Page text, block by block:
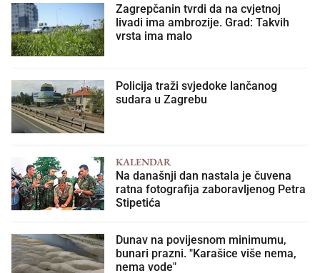
Zagrepčanin tvrdi da na cvjetnoj
livadi ima ambrozije. Grad: Takvih
vrsta ima malo
Policija traži svjedoke lančanog
sudara u Zagrebu
KALENDAR
Na današnji dan nastala je čuvena
ratna fotografija zaboravljenog Petra
Stipetića
Dunav na povijesnom minimumu,
bunari prazni. "Karašice više nema,
nema vode"